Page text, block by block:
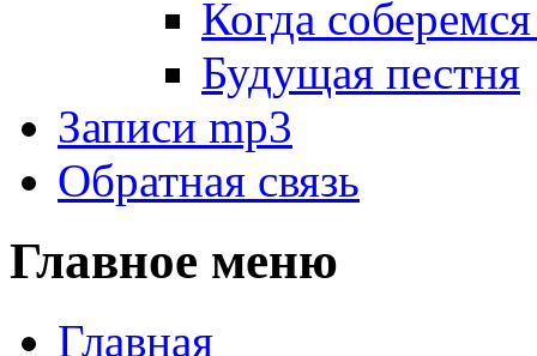
Когда
Будущая пестня
Записи mp3
Обратная связь
Главное меню
Главная